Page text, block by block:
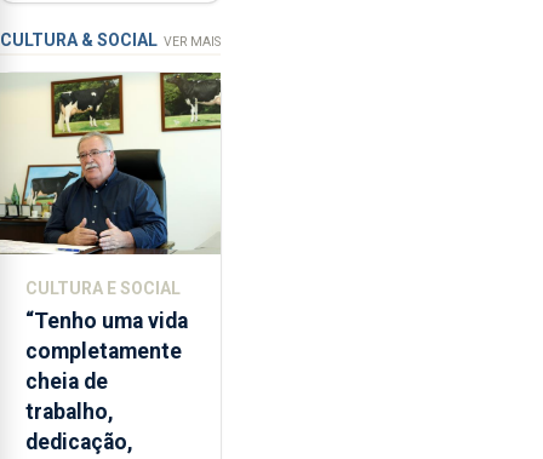
condições
de
ensino
instituição
requalificação
CULTURA & SOCIAL VER MAIS
CULTURA E SOCIAL
“Tenho uma vida
completamente
cheia de
trabalho,
dedicação,